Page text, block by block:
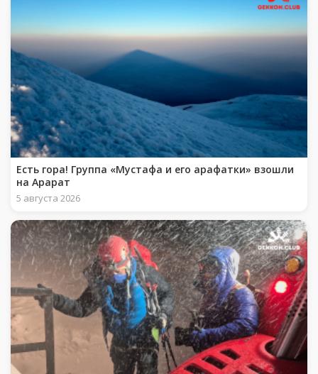
Есть гора! Группа «Мустафа и его арафатки» взошли
на Арарат
5 августа 2026